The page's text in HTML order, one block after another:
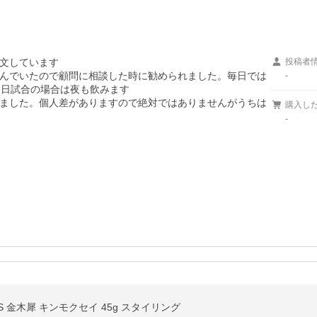
しています
でいたので顧問に相談した時に勧められました。毎日では
試合の場合は夜も飲みます
した。個人差がありますので絶対ではありませんがうちは
投稿者
-
購入し
-
金木犀 キンモクセイ 45g スタイリング